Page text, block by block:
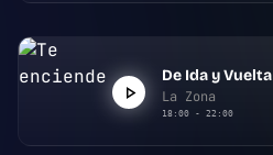
De Ida y Vuelta
La Zona
18:00 - 22:00